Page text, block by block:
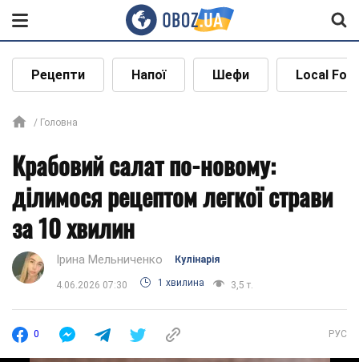
Рецепти Напої Шефи Local
Головна
Крабовий салат по-новому:
ділимося рецептом легкої страви
за 10 хвилин
Ірина Мельниченко Кулінарія
4.06.2026 07:30 1 хвилина 3,5 т.
0 РУС